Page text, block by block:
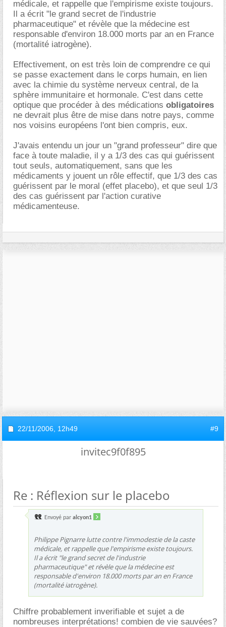
médicale, et rappelle que l'empirisme existe toujours.
Il a écrit "le grand secret de l'industrie
pharmaceutique" et révèle que la médecine est
responsable d'environ 18.000 morts par an en France
(mortalité iatrogène).
Effectivement, on est très loin de comprendre ce qui
se passe exactement dans le corps humain, en lien
avec la chimie du système nerveux central, de la
sphère immunitaire et hormonale. C'est dans cette
optique que procéder à des médications obligatoires
ne devrait plus être de mise dans notre pays, comme
nos voisins européens l'ont bien compris, eux.
J'avais entendu un jour un "grand professeur" dire que
face à toute maladie, il y a 1/3 des cas qui guérissent
tout seuls, automatiquement, sans que les
médicaments y jouent un rôle effectif, que 1/3 des cas
guérissent par le moral (effet placebo), et que seul 1/3
des cas guérissent par l'action curative
médicamenteuse.
22/11/2006, 12h49 #9
invitec9f0f895
Re : Réflexion sur le placebo
Envoyé par alcyon1
Philippe Pignarre lutte contre l'immodestie de la caste
médicale, et rappelle que l'empirisme existe toujours.
Il a écrit "le grand secret de l'industrie
pharmaceutique" et révèle que la médecine est
responsable d'environ 18.000 morts par an en France
(mortalité iatrogène).
Chiffre probablement inverifiable et sujet a de
nombreuses interprétations! combien de vie sauvées?